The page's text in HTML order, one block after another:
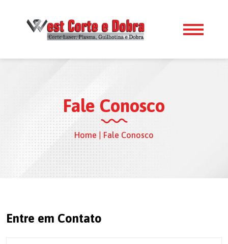
Fale Conosco
Home Fale Conosco
Entre em Contato